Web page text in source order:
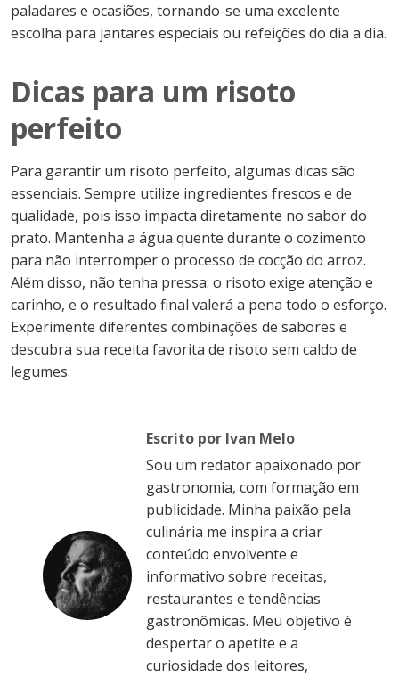
paladares e ocasiões, tornando-se uma excelente
escolha para jantares especiais ou refeições do dia a dia.
Dicas para um risoto
perfeito
Para garantir um risoto perfeito, algumas dicas são
essenciais. Sempre utilize ingredientes frescos e de
qualidade, pois isso impacta diretamente no sabor do
prato. Mantenha a água quente durante o cozimento
para não interromper o processo de cocção do arroz.
Além disso, não tenha pressa: o risoto exige atenção e
carinho, e o resultado final valerá a pena todo o esforço.
Experimente diferentes combinações de sabores e
descubra sua receita favorita de risoto sem caldo de
legumes.
Escrito por Ivan Melo
Sou um redator apaixonado por
gastronomia, com formação em
publicidade. Minha paixão pela
culinária me inspira a criar
conteúdo envolvente e
informativo sobre receitas,
restaurantes e tendências
gastronômicas. Meu objetivo é
despertar o apetite e a
curiosidade dos leitores,